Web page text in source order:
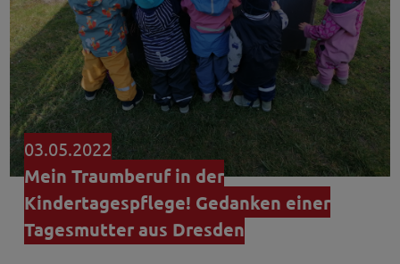
03.05.2022
Mein Traumberuf in der
Kindertagespflege! Gedanken einer
Tagesmutter aus Dresden